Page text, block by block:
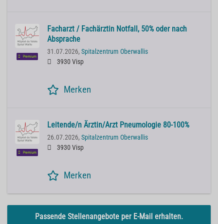
Premium
Facharzt / Fachärztin Notfall, 50% oder nach
Absprache
31.07.2026, Spitalzentrum Oberwallis
3930 Visp
Merken
Premium
Leitende/n Ärztin/Arzt Pneumologie 80-100%
26.07.2026, Spitalzentrum Oberwallis
3930 Visp
Merken
Passende Stellenangebote per E-Mail erhalten.